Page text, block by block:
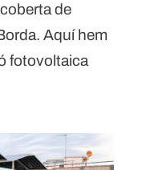
de
Aquí hem
fotovoltaica